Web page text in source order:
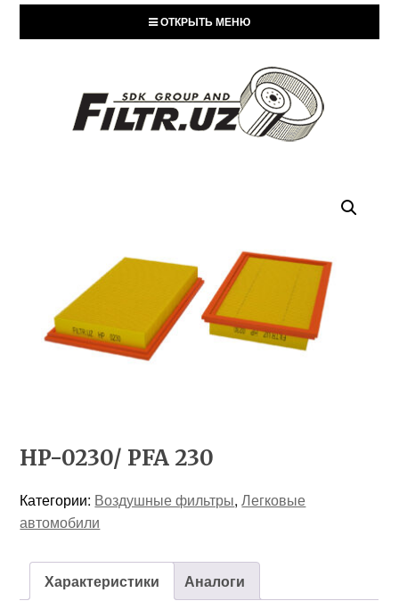
ОТКРЫТЬ МЕНЮ
HP-0230/ PFA 230
Категории: Воздушные фильтры,Легковые
автомобили
Характеристики Аналоги